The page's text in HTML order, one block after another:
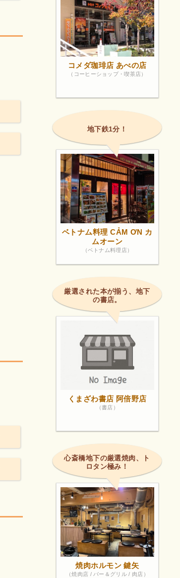
コメダ珈琲店 あべの店
（コーヒーショップ・喫茶店）
地下鉄1分！
ベトナム料理 CẢM ƠN カ
ムオーン
（ベトナム料理店）
厳選された本が揃う、地下
の書店。
くまざわ書店 阿倍野店
（書店）
心斎橋地下の厳選焼肉、ト
ロタン極み！
焼肉ホルモン 鍵矢
（焼肉店 / バー＆グリル / 肉店）